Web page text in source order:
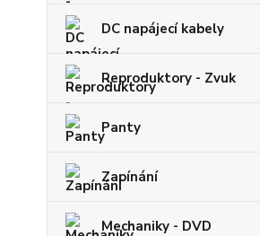
DC napájecí kabely
Reproduktory - Zvuk
Panty
Zapínání
Mechaniky - DVD